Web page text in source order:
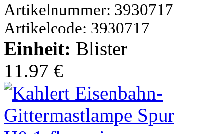
Artikelnummer: 3930717
Artikelcode: 3930717
Einheit: Blister
11.97 €